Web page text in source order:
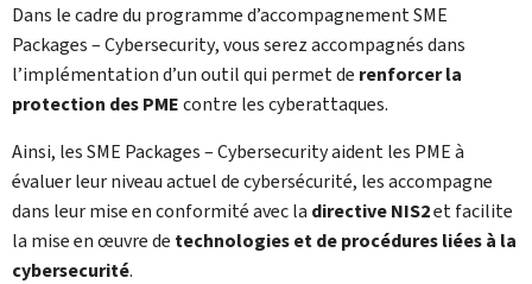
Dans le cadre du programme d’accompagnementSME
Packages – Cybersecurity, vous serez accompagnés dans
l’implémentation d’un outil qui permet de renforcer la
protection des PMEcontre les cyberattaques.
Ainsi, lesSME Packages – Cybersecurityaident les PME à
évaluer leur niveau actuel de cybersécurité, les accompagne
dans leur mise en conformité avec la directive NIS2et facilite
la mise en œuvre de technologies et de procédures liées à la
cybersecurité.